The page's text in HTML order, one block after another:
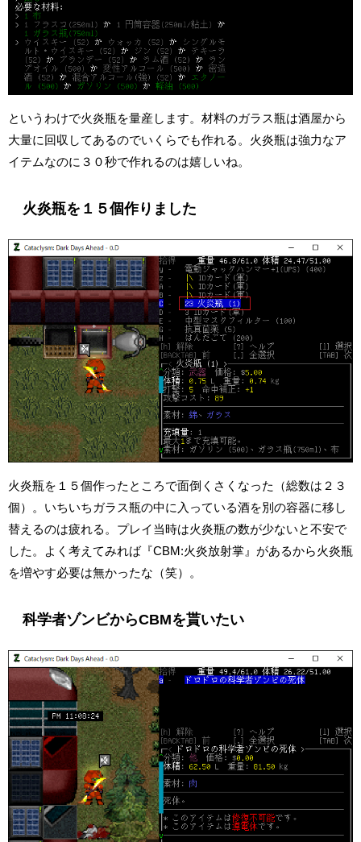
というわけで火炎瓶を量産します。材料のガラス瓶は酒屋から
大量に回収してあるのでいくらでも作れる。火炎瓶は強力なア
イテムなのに３０秒で作れるのは嬉しいね。
火炎瓶を１５個作りました
火炎瓶を１５個作ったところで面倒くさくなった（総数は２３
個）。いちいちガラス瓶の中に入っている酒を別の容器に移し
替えるのは疲れる。プレイ当時は火炎瓶の数が少ないと不安で
した。よく考えてみれば『CBM:火炎放射掌』があるから火炎瓶
を増やす必要は無かったな（笑）。
科学者ゾンビからCBMを貰いたい